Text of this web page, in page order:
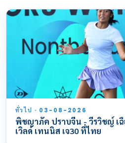
ทั่วไป · 03-08-2026
พิชญาภัค ปราบจีน - วีรวิชญ์ เ
เวิลด์ เทนนิส เจ30 ที่ไทย